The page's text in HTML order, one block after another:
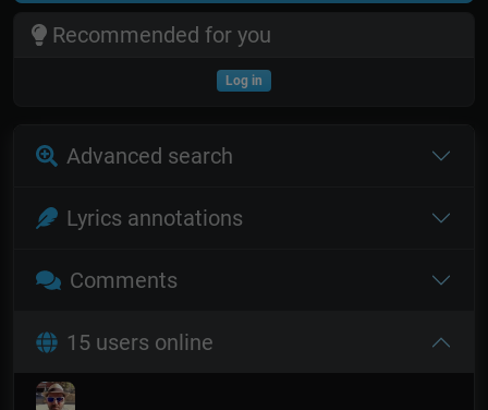
Recommended for you
Log in
Advanced search
Lyrics annotations
Comments
15 users online